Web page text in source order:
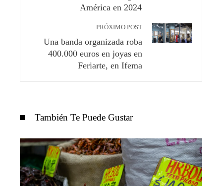
América en 2024
PRÓXIMO POST
Una banda organizada roba
400.000 euros en joyas en
Feriarte, en Ifema
También Te Puede Gustar